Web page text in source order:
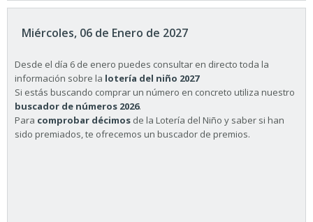
Miércoles, 06 de Enero de 2027
Desde el día 6 de enero puedes consultar en directo toda la
información sobre la lotería del niño 2027
Si estás buscando comprar un número en concreto utiliza nuestro
buscador de números 2026.
Para comprobar décimos de la Lotería del Niño y saber si han
sido premiados, te ofrecemos un buscador de premios.